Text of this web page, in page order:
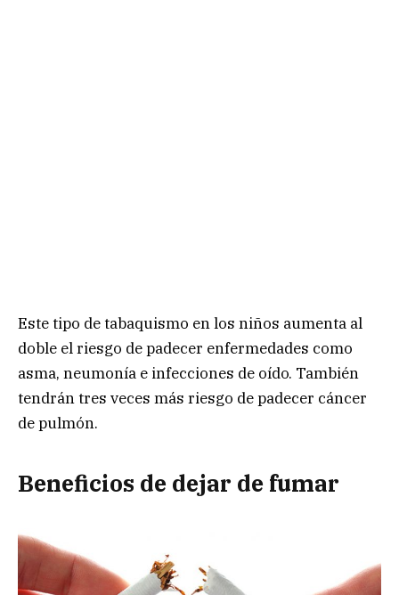
Este tipo de tabaquismo en los niños aumenta al
doble el riesgo de padecer enfermedades como
asma, neumonía e infecciones de oído. También
tendrán tres veces más riesgo de padecer cáncer
de pulmón.
Beneficios de dejar de fumar